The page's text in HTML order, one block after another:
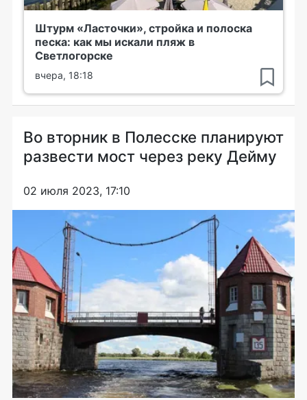
Штурм «Ласточки», стройка и полоска
песка: как мы искали пляж в
Светлогорске
вчера, 18:18
Во вторник в Полесске планируют
развести мост через реку Дейму
02 июля 2023, 17:10